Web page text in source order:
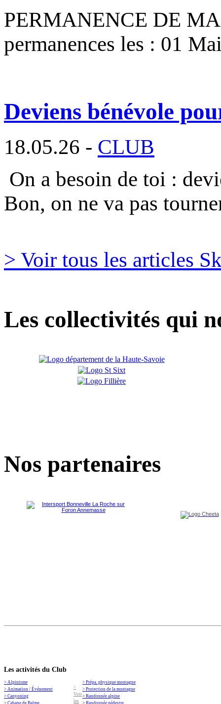
PERMANENCE DE
permanences les : 01
Deviens bénévole
18.05.26 - CLUB
On a besoin de toi :
Bon, on ne va pas
> Voir tous les articles
Les collectivités qui
Nos partenaires
Les activités du Club
> Alpinisme
> Animation / Événement
> Canyoning
> Cabane de Balme
> Prépa. physique montagne
> Protection de la montagne
> Randonnée alpine
> Randonnée pédestre
>
Voir
les